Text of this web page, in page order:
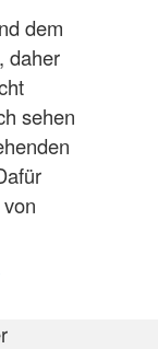
dem
daher
sehen